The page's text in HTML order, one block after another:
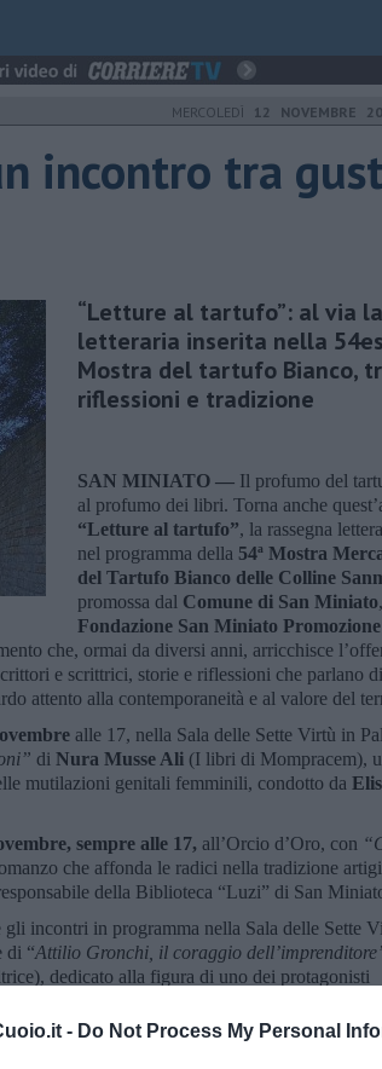
- Do Not Process My Personal
MERCOLEDÌ 12 NOVEMBRE
incontro tra
​“Letture al tartufo”: al via
letteraria inserita nella
Mostra del tartufo Bianco,
riflessioni e tradizione
SAN MINIATO — Il profumo del
al profumo dei libri. Torna anche
“Letture al tartufo”, la rassegna
nel programma della 54ª Mostra
del Tartufo Bianco delle Colline
promossa dal Comune di San Miniato
Fondazione San Miniato Promozione
che, ormai da diversi anni, arricchisce
e scrittrici, storie e riflessioni che parlano
attento alla contemporaneità e al valore del
alle 17, nella Sala delle Sette Virtù in
di Nura Musse Ali (I libri di Mompracem),
mutilazioni genitali femminili, condotto da
sempre alle 17, all’Orcio d’Oro, con
che affonda le radici nella tradizione
della Biblioteca “Luzi” di San
gli incontri in programma nella Sala delle Sette
di “Attilio Gronchi, il coraggio
dedicato alla figura di uno dei protagonisti
ironia e riflessione morale, raccontando un
condotto da